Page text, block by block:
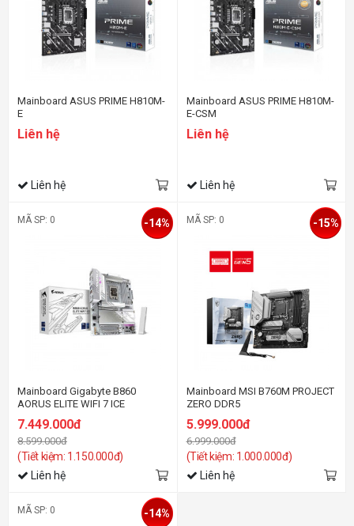
Mainboard ASUS PRIME H810M-
E
Liên hệ
Liên hệ
Mainboard ASUS PRIME H810M-
E-CSM
Liên hệ
Liên hệ
MÃ SP: 0
Mainboard Gigabyte B860
AORUS ELITE WIFI 7 ICE
7.449.000đ
8.599.000đ
(Tiết kiệm: 1.150.000đ)
-14%
Liên hệ
MÃ SP: 0
Mainboard MSI B760M PROJECT
ZERO DDR5
5.999.000đ
6.999.000đ
(Tiết kiệm: 1.000.000đ)
-15%
Liên hệ
MÃ SP: 0 -14%